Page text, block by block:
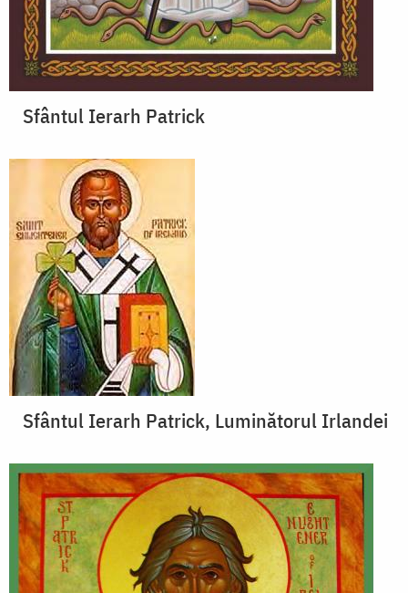
Sfântul Ierarh Patrick
Sfântul Ierarh Patrick, Luminătorul Irlandei